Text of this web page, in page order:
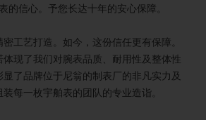
的信心。予您长达十年的安心保障。
工艺打造。如今，这份信任更有保障。
体现了我们对腕表品质、耐用性及整体性
显了品牌位于尼翁的制表厂的非凡实力及
每一枚宇舶表的团队的专业造诣。